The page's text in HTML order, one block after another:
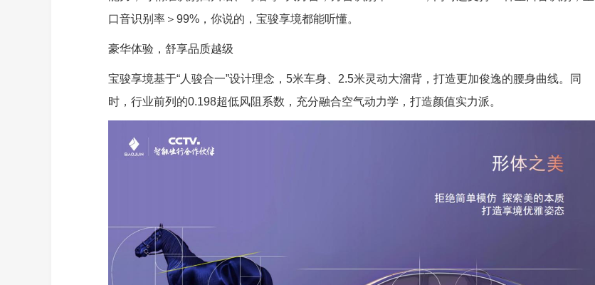
口音识别率＞99%，你说的，宝骏享境都能听懂。
豪华体验，舒享品质越级
宝骏享境基于“人骏合一”设计理念，5米车身、2.5米灵动大溜背，打造更加俊逸的腰身曲线。同
时，行业前列的0.198超低风阻系数，充分融合空气动力学，打造颜值实力派。